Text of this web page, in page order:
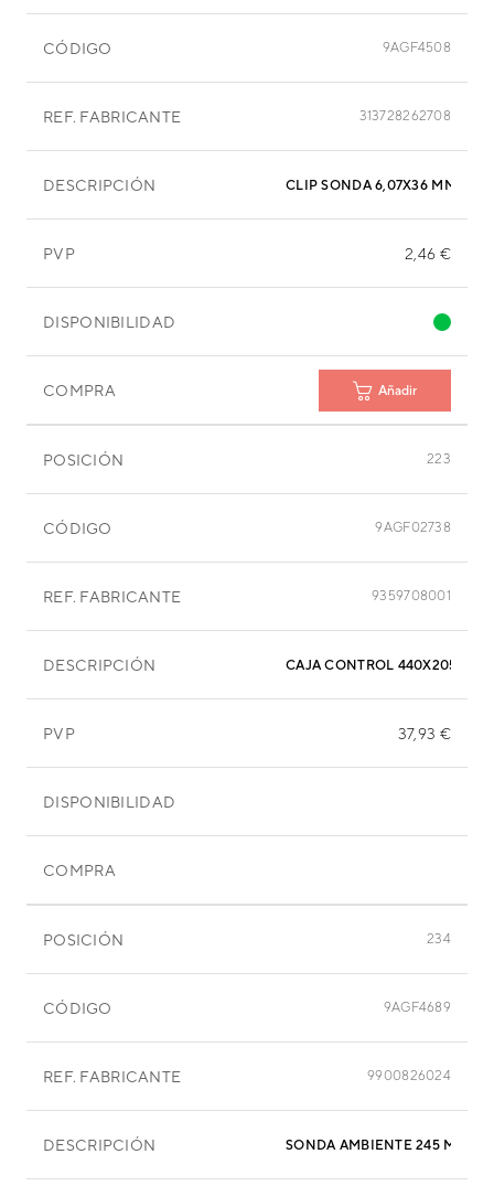
CÓDIGO 9AGF4508
REF. FABRICANTE 313728262708
DESCRIPCIÓN CLIP SONDA 6,07X36 MM
PVP 2,46 €
DISPONIBILIDAD
COMPRA Añadir
POSICIÓN 223
CÓDIGO 9AGF02738
REF. FABRICANTE 9359708001
DESCRIPCIÓN CAJA CONTROL 440X205X50
PVP 37,93 €
DISPONIBILIDAD
COMPRA
POSICIÓN 234
CÓDIGO 9AGF4689
REF. FABRICANTE 9900826024
DESCRIPCIÓN SONDA AMBIENTE 245 MM